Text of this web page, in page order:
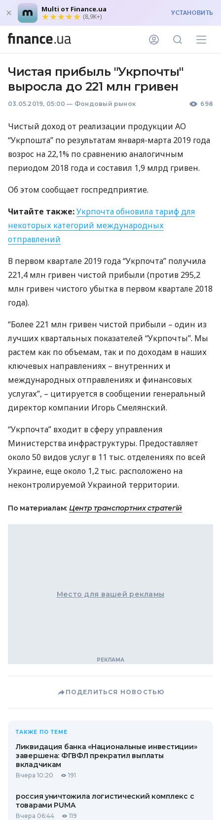
Multi от Finance.ua
(8,9K+) УСТАНОВИТЬ
Чистая прибыль "Укрпочты"
выросла до 221 млн гривен
03.05.2019, 05:00 — Фондовый рынок 698
Чистый доход от реализации продукции АО
“Укрпошта” по результатам января-марта 2019 года
возрос на 22,1% по сравнению аналогичным
периодом 2018 года и составил 1,9 млрд гривен.
Об этом сообщает госпредприятие.
Читайте также:Укрпочта обновила тариф для
некоторых категорий международных
отправлений
В первом квартале 2019 года “Укрпочта” получила
221,4 млн гривен чистой прибыли (против 295,2
млн гривен чистого убытка в первом квартале 2018
года).
“Более 221 млн гривен чистой прибыли – один из
лучших квартальных показателей “Укрпочты”. Мы
растем как по объемам, так и по доходам в наших
ключевых направлениях – внутренних и
международных отправлениях и финансовых
услугах”, – цитируется в сообщении генеральный
директор компании Игорь Смелянский.
“Укрпочта” входит в сферу управления
Министерства инфраструктуры. Предоставляет
около 50 видов услуг в 11 тыс. отделениях по всей
Украине, еще около 1,2 тыс. расположено на
неконтролируемой Украиной территории.
По материалам: Центр транспортних стратегій
Место для вашей рекламы
ПОДЕЛИТЬСЯ НОВОСТЬЮ
ТАКЖЕ ПО ТЕМЕ
Ликвидация банка «Национальные инвестиции»
завершена: ФГВФЛ прекратил выплаты
вкладчикам
Вчера 10:20 191
россия уничтожила логистический комплекс с
товарами PUMA
Вчера 06:44 119